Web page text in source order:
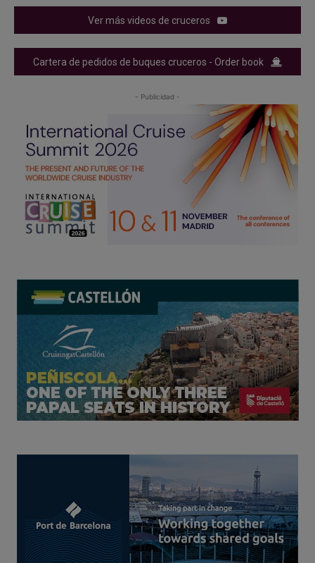
Ver más videos de cruceros
Cartera de pedidos de buques cruceros - Order book
- Publicidad -